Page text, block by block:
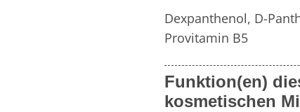
Weitere
Zahnpflegemitteln
Duftfamilien
Dexpanthenol, D-
Provitamin B5
Funktion(en)
kosmetischen